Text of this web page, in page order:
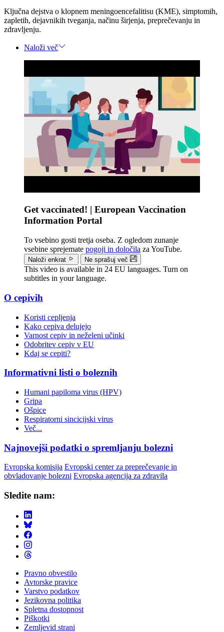
Ključna dejstva o klopnem meningoencefalitisu (KME), simptomih,
zapletih, dejavnikih tveganja, načinu širjenja, preprečevanju in
zdravljenju.
Naloži več
Get vaccinated! | European Vaccination
Information Portal
To vsebino gosti tretja oseba. Z ogledom zunanje
vsebine sprejemate pogoji in določila za YouTube.
Naloži enkrat Ne sprašuj več
This video is available in 24 EU languages. Turn on
subtitles in your language.
menu
O cepivih
Koristi cepljenja
Kako cepiva delujejo
Varnost cepiv in neželeni učinki
Odobritev cepiv v EU
Kdaj se cepiti?
Informativni listi o boleznih
Humani papiloma virus (HPV)
Gripa
Ošpice
Respiratorni sincicijski virus
Več...
Najnovejši podatki o spremljanju bolezni
Evropska komisija Evropski center za preprečevanje in
obvladovanje bolezni Evropska agencija za zdravila
Sledite nam:
Footer
Menu
Pravno obvestilo
Avtorske pravice
Varstvo podatkov
Jezikovna politika
Spletna dostopnost
Piškotki
Zemljevid strani